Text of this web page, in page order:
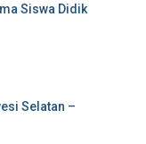
Siswa Didik
Selatan –